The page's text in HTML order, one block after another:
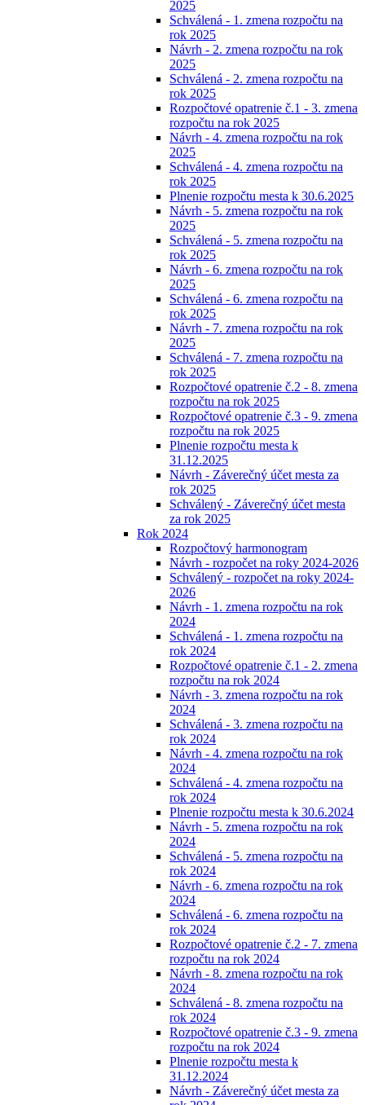
2025
Schválená - 1. zmena rozpočtu na
rok 2025
Návrh - 2. zmena rozpočtu na rok
2025
Schválená - 2. zmena rozpočtu na
rok 2025
Rozpočtové opatrenie č.1 - 3. zmena
rozpočtu na rok 2025
Návrh - 4. zmena rozpočtu na rok
2025
Schválená - 4. zmena rozpočtu na
rok 2025
Plnenie rozpočtu mesta k 30.6.2025
Návrh - 5. zmena rozpočtu na rok
2025
Schválená - 5. zmena rozpočtu na
rok 2025
Návrh - 6. zmena rozpočtu na rok
2025
Schválená - 6. zmena rozpočtu na
rok 2025
Návrh - 7. zmena rozpočtu na rok
2025
Schválená - 7. zmena rozpočtu na
rok 2025
Rozpočtové opatrenie č.2 - 8. zmena
rozpočtu na rok 2025
Rozpočtové opatrenie č.3 - 9. zmena
rozpočtu na rok 2025
Plnenie rozpočtu mesta k
31.12.2025
Návrh - Záverečný účet mesta za
rok 2025
Schválený - Záverečný účet mesta
za rok 2025
Rok 2024
Rozpočtový harmonogram
Návrh - rozpočet na roky 2024-2026
Schválený - rozpočet na roky 2024-
2026
Návrh - 1. zmena rozpočtu na rok
2024
Schválená - 1. zmena rozpočtu na
rok 2024
Rozpočtové opatrenie č.1 - 2. zmena
rozpočtu na rok 2024
Návrh - 3. zmena rozpočtu na rok
2024
Schválená - 3. zmena rozpočtu na
rok 2024
Návrh - 4. zmena rozpočtu na rok
2024
Schválená - 4. zmena rozpočtu na
rok 2024
Plnenie rozpočtu mesta k 30.6.2024
Návrh - 5. zmena rozpočtu na rok
2024
Schválená - 5. zmena rozpočtu na
rok 2024
Návrh - 6. zmena rozpočtu na rok
2024
Schválená - 6. zmena rozpočtu na
rok 2024
Rozpočtové opatrenie č.2 - 7. zmena
rozpočtu na rok 2024
Návrh - 8. zmena rozpočtu na rok
2024
Schválená - 8. zmena rozpočtu na
rok 2024
Rozpočtové opatrenie č.3 - 9. zmena
rozpočtu na rok 2024
Plnenie rozpočtu mesta k
31.12.2024
Návrh - Záverečný účet mesta za